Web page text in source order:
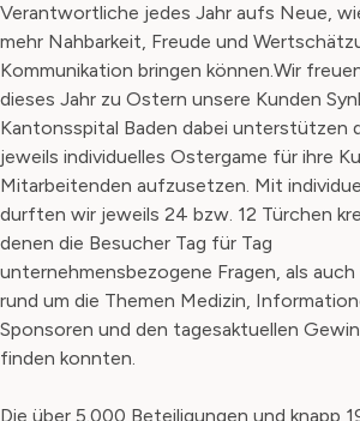
Verantwortliche jedes Jahr aufs Neue,
mehr Nahbarkeit, Freude und
Kommunikation bringen können.Wir
dieses Jahr zu Ostern unsere Kunden
Kantonsspital Baden dabei unterstützen
jeweils individuelles Ostergame für ihre
Mitarbeitenden aufzusetzen. Mit
durften wir jeweils 24 bzw. 12 Türchen
denen die Besucher Tag für Tag
unternehmensbezogene Fragen, als
rund um die Themen Medizin,
Sponsoren und den tagesaktuellen
finden konnten.
Die über 5.000 Beteiligungen und knapp